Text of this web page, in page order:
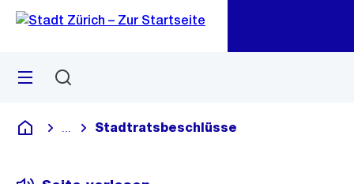
Navigation
Sprunglink
Menü
Deutsch
Blende alle Breadcrumbs ein
Stadtratsbeschlüsse